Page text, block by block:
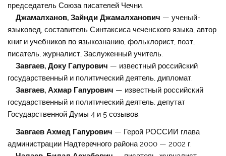
председатель Союза писателей Чечни.
Джамалханов, Зайнди Джамалханович — ученый-
языковед, составитель Синтаксиса чеченского языка, автор
книг и учебников по языкознанию, фольклорист, поэт,
писатель, журналист, Заслуженный учитель.
Завгаев, Доку Гапурович — известный российский
государственный и политический деятель, дипломат.
Завгаев, Ахмар Гапурович — известный российский
государственный и политический деятель, депутат
Государственной Думы 4 и 5 созывов.
Завгаев Ахмед Гапурович — Герой РОССИИ глава
администрации Надтеречного района 2000 — 2002 г.